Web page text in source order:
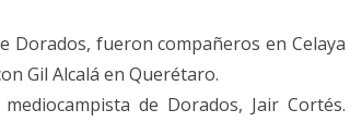
Dorados, fueron compañeros en Celaya
Gil Alcalá en Querétaro.
de Dorados, Jair Cortés.